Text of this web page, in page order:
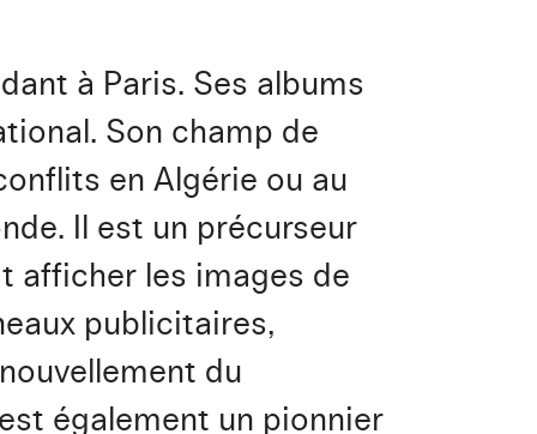
à Paris. Ses albums
Son champ de
en Algérie ou au
Il est un précurseur
afficher les images de
publicitaires,
du
également un pionnier